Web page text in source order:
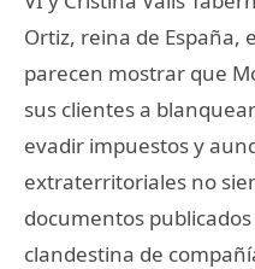
Ortiz, reina de España,
parecen mostrar que
sus clientes a
evadir impuestos y
extraterritoriales no
documentos
clandestina de